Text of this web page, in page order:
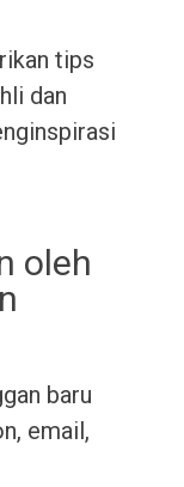
tips
dan
oleh
baru
email,